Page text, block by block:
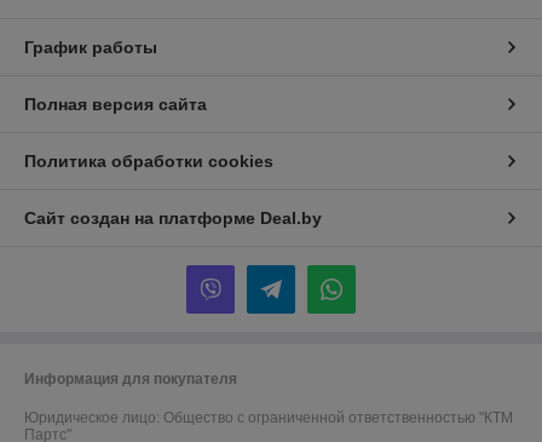
График работы
Полная версия сайта
Политика обработки cookies
Сайт создан на платформе Deal.by
Информация для покупателя
Юридическое лицо: Общество с ограниченной ответственностью "КТМ
Партс"